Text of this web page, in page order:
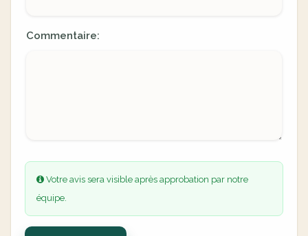
Commentaire:
Votre avis sera visible après approbation par notre
équipe.